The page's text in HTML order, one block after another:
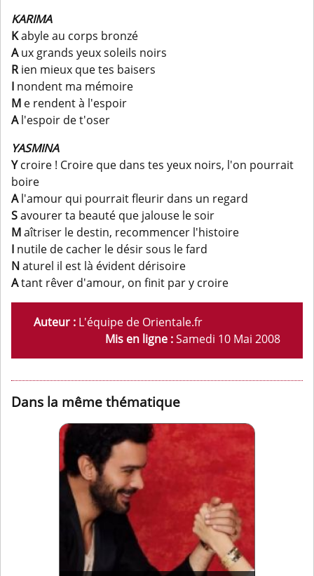
KARIMA
Kabyle au corps bronzé
Aux grands yeux soleils noirs
Rien mieux que tes baisers
I nondent ma mémoire
M e rendent à l'espoir
Al'espoir de t'oser
YASMINA
Ycroire ! Croire que dans tes yeux noirs, l'on pourrait
boire
Al'amour qui pourrait fleurir dans un regard
Savourer ta beauté que jalouse le soir
Maîtriser le destin, recommencer l'histoire
I nutile de cacher le désir sous le fard
Naturel il est là évident dérisoire
Atant rêver d'amour, on finit par y croire
Auteur : L'équipe de Orientale.fr
Mis en ligne :Samedi 10 Mai 2008
Dans la même thématique